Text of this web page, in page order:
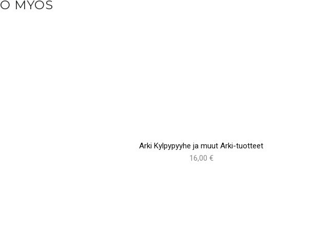
MYÖS
Arki Kylpypyyhe ja muut Arki-tuotteet
16,00 €